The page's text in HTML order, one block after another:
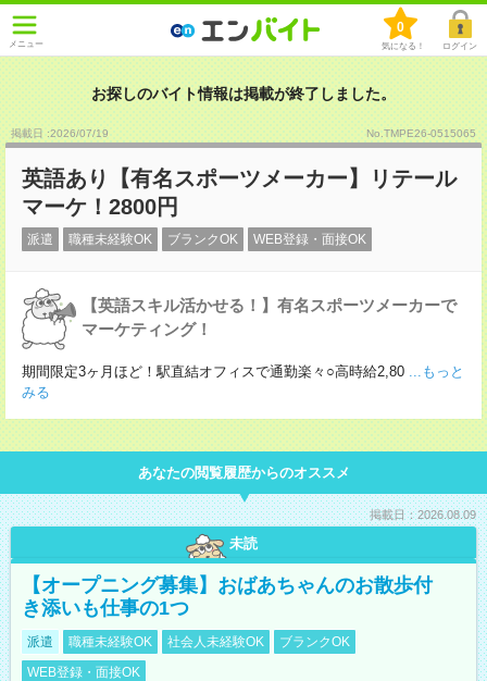
メニュー
0
気になる！ ログイン
お探しのバイト情報は掲載が終了しました。
掲載日 :2026/07/19 No.TMPE26-0515065
英語あり【有名スポーツメーカー】リテール
マーケ！2800円
派遣 職種未経験OK ブランクOK WEB登録・面接OK
【英語スキル活かせる！】有名スポーツメーカーで
マーケティング！
期間限定3ヶ月ほど！駅直結オフィスで通勤楽々○高時給2,80 ...もっと
みる
あなたの閲覧履歴からのオススメ
掲載日：2026.08.09
未読
【オープニング募集】おばあちゃんのお散歩付
き添いも仕事の1つ
派遣 職種未経験OK 社会人未経験OK
ブランクOK
WEB登録・面接OK